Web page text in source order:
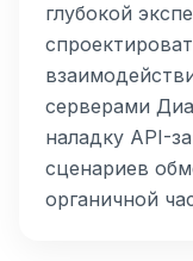
глубокой
серверами
наладку API-
сценариев
органичной